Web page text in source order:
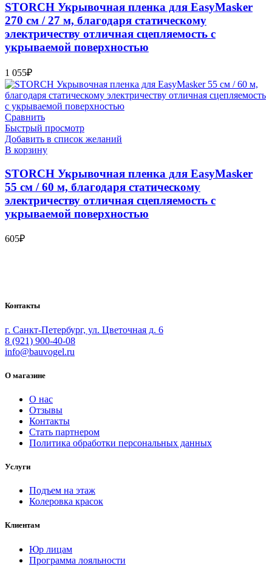
STORCH Укрывочная пленка для EasyMasker
270 cм / 27 м, благодаря статическому
электричеству отличная сцепляемость с
укрываемой поверхностью
1 055₽
Сравнить
Быстрый просмотр
Добавить в список желаний
В корзину
STORCH Укрывочная пленка для EasyMasker
55 cм / 60 м, благодаря статическому
электричеству отличная сцепляемость с
укрываемой поверхностью
605₽
Контакты
г. Санкт-Петербург, ул. Цветочная д. 6
8 (921) 900-40-08
info@bauvogel.ru
О магазине
О нас
Отзывы
Контакты
Стать партнером
Политика обработки персональных данных
Услуги
Подъем на этаж
Колеровка красок
Клиентам
Юр лицам
Программа лояльности